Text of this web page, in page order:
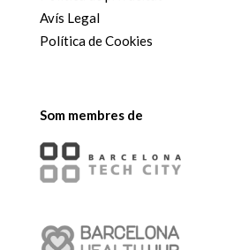
Avís Legal
Política de Cookies
Som membres de